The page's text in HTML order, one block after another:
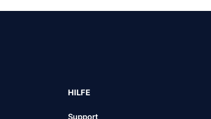
HILFE
Support